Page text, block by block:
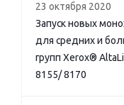
23 октября 2020
Запуск новых
для средних и
групп Xerox®
8155/ 8170